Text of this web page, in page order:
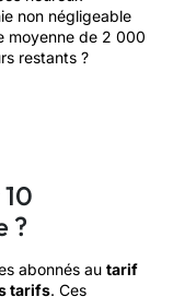
non négligeable
moyenne de 2 000
restants ?
?
abonnés au tarif
tarifs. Ces